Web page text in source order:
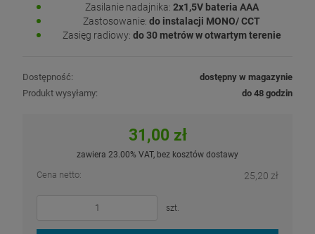
Zasilanie nadajnika: 2x1,5V bateria AAA
Zastosowanie: do instalacji MONO/ CCT
Zasięg radiowy: do 30 metrów w otwartym terenie
Dostępność:
dostępny w magazynie
Produkt wysyłamy:
do 48 godzin
31,00 zł
zawiera 23.00% VAT, bez kosztów dostawy
Cena netto: 25,20 zł
szt.